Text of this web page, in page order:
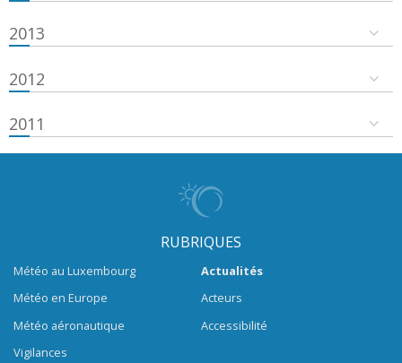
2013
2012
2011
RUBRIQUES
Météo au Luxembourg
Météo en Europe
Météo aéronautique
Vigilances
Actualités
Acteurs
Accessibilité